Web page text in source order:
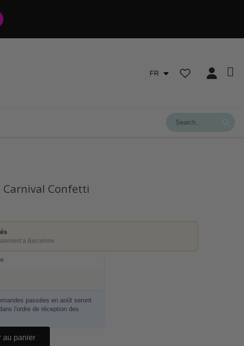
FR
Carnival Confetti
à Barcelone
passées en août seront
l'ordre de réception des
au panier